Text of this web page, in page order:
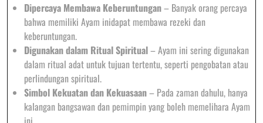
Dipercaya Membawa Keberuntungan– Banyak orang percaya
bahwa memiliki Ayam inidapat membawa rezeki dan
keberuntungan.
Digunakan dalam Ritual Spiritual– Ayam ini sering digunakan
dalam ritual adat untuk tujuan tertentu, seperti pengobatan atau
perlindungan spiritual.
Simbol Kekuatan dan Kekuasaan– Pada zaman dahulu, hanya
kalangan bangsawan dan pemimpin yang boleh memelihara Ayam